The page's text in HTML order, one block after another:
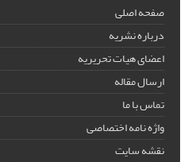
صفحه اصلی
درباره نشریه
اعضای هیات تحریریه
ارسال مقاله
تماس با ما
واژه نامه اختصاصی
نقشه سایت